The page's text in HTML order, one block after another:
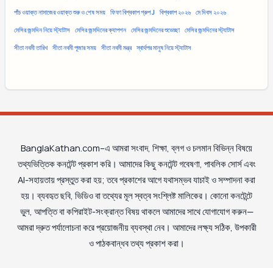
পাঁচ ওয়াক্ত নামাজের ওয়াক্ত শুরু ও শেষ সময় ফিফা বিশ্বকাপ গ্রুপ J বিশ্বকাপ ২০২৬ মে দিবস ২০২৬
মেসির জন্মদিন নিয়ে স্ট্যাটাস মেসির জন্মদিনের ক্যাপশন মেসির জন্মদিনের শুভেচ্ছা মেসির জন্মদিনের স্ট্যাটাস
সীতা নবমী তারিখ সীতা নবমী পূজার সময় সীতা নবমী মন্ত্র স্বার্থপর মানুষ নিয়ে স্ট্যাটাস
BanglaKathan.com–এ আমরা সংবাদ, শিক্ষা, ব্লগ ও চলমান বিভিন্ন বিষয়ে
তথ্যভিত্তিক কনটেন্ট প্রকাশ করি। আমাদের কিছু কনটেন্ট গবেষণা, পাবলিক সোর্স এবং
AI-সহায়তায় প্রস্তুত করা হয়; তবে প্রকাশের আগে যথাসম্ভব যাচাই ও সম্পাদনা করা
হয়। ব্যবহৃত ছবি, ভিডিও বা তথ্যের মূল স্বত্ব সংশ্লিষ্ট মালিকের। কোনো কনটেন্টে
ভুল, আপত্তি বা কপিরাইট-সংক্রান্ত বিষয় থাকলে আমাদের সাথে যোগাযোগ করুন—
আমরা দ্রুত পর্যালোচনা করে প্রয়োজনীয় ব্যবস্থা নেব। আমাদের লক্ষ্য সঠিক, উপকারী
ও পাঠকবান্ধব তথ্য প্রকাশ করা।